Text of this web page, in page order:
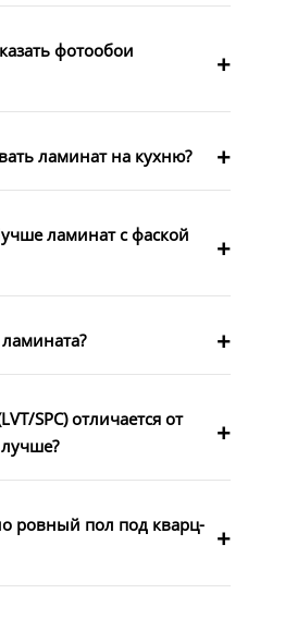
фотообои
ламинат на кухню?
ламинат с фаской
SPC) отличается от
ровный пол под кварц-